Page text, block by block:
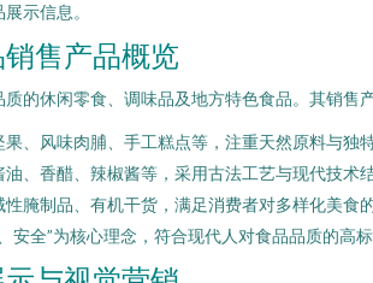
示信息。
售产品概览
的休闲零食、调味品及地方特色食品。其销售
果、风味肉脯、手工糕点等，注重天然原料与独特
油、香醋、辣椒酱等，采用古法工艺与现代技术
性腌制品、有机干货，满足消费者对多样化美食的
安全”为核心理念，符合现代人对食品品质的高标